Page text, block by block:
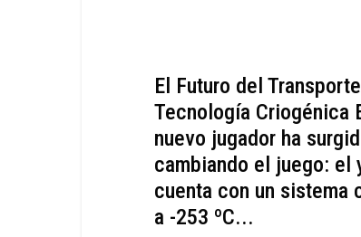
El Futuro del
Tecnología Criogénica
nuevo jugador ha
cambiando el juego: el
cuenta con un sistema
a -253 ºC...